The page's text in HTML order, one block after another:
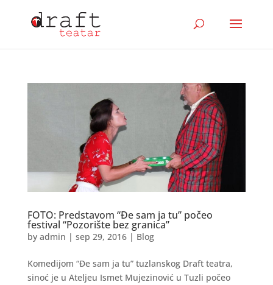
FOTO: Predstavom “Đe sam ja tu” počeo
festival “Pozorište bez granica”
by admin | sep 29, 2016| Blog
Komedijom “Đe sam ja tu” tuzlanskog Draft teatra,
sinoć je u Ateljeu Ismet Mujezinović u Tuzli počeo